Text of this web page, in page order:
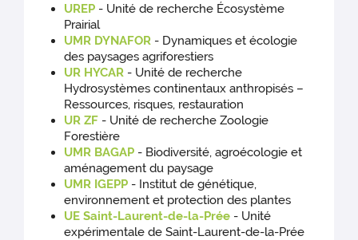
UREP - Unité de recherche Écosystème
Prairial
UMR DYNAFOR - Dynamiques et écologie
des paysages agriforestiers
UR HYCAR - Unité de recherche
Hydrosystèmes continentaux anthropisés –
Ressources, risques, restauration
UR ZF - Unité de recherche Zoologie
Forestière
UMR BAGAP - Biodiversité, agroécologie et
aménagement du paysage
UMR IGEPP - Institut de génétique,
environnement et protection des plantes
UE Saint-Laurent-de-la-Prée - Unité
expérimentale de Saint-Laurent-de-la-Prée